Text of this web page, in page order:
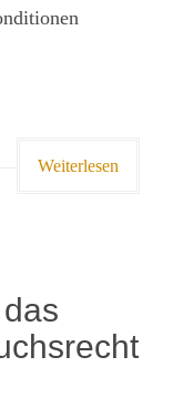
Weiterlesen